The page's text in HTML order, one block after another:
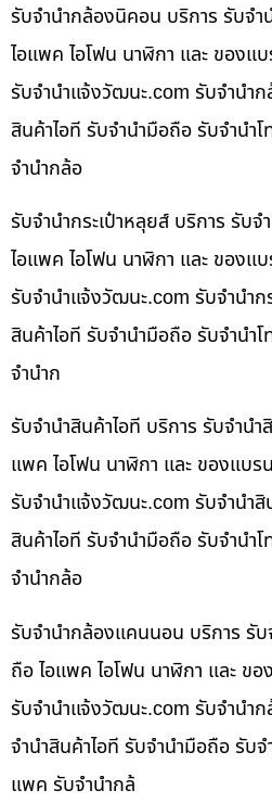
รับจำนำกล้องนิคอน บริการ รับจำ
ไอแพค ไอโฟน นาฬิกา และ ของแ
รับจํานําแจ้งวัฒนะ.com รับจำนำ
สินค้าไอที รับจำนำมือถือ รับจำนำ
จำนำกล้อ
รับจำนำกระเป๋าหลุยส์ บริการ รับ
ไอแพค ไอโฟน นาฬิกา และ ของแ
รับจํานําแจ้งวัฒนะ.com รับจำนำก
สินค้าไอที รับจำนำมือถือ รับจำนำ
จำนำก
รับจำนำสินค้าไอที บริการ รับจำน
แพค ไอโฟน นาฬิกา และ ของแบร
รับจํานําแจ้งวัฒนะ.com รับจำนำสิ
สินค้าไอที รับจำนำมือถือ รับจำนำ
จำนำกล้อ
รับจำนำกล้องแคนนอน บริการ รับ
ถือ ไอแพค ไอโฟน นาฬิกา และ ข
รับจํานําแจ้งวัฒนะ.com รับจำนำ
จำนำสินค้าไอที รับจำนำมือถือ รับ
แพค รับจำนำกล้